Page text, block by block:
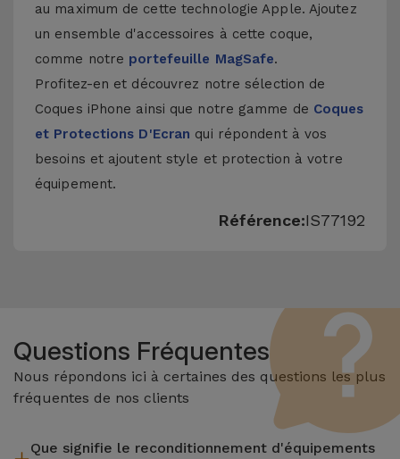
au maximum de cette technologie Apple. Ajoutez
un ensemble d'accessoires à cette coque,
comme notre portefeuille MagSafe.
Profitez-en et découvrez notre sélection de
Coques iPhone ainsi que notre gamme de Coques
et Protections D'Ecran qui répondent à vos
besoins et ajoutent style et protection à votre
équipement.
Référence:IS77192
Questions Fréquentes
Nous répondons ici à certaines des questions les plus
fréquentes de nos clients
Que signifie le reconditionnement d'équipements